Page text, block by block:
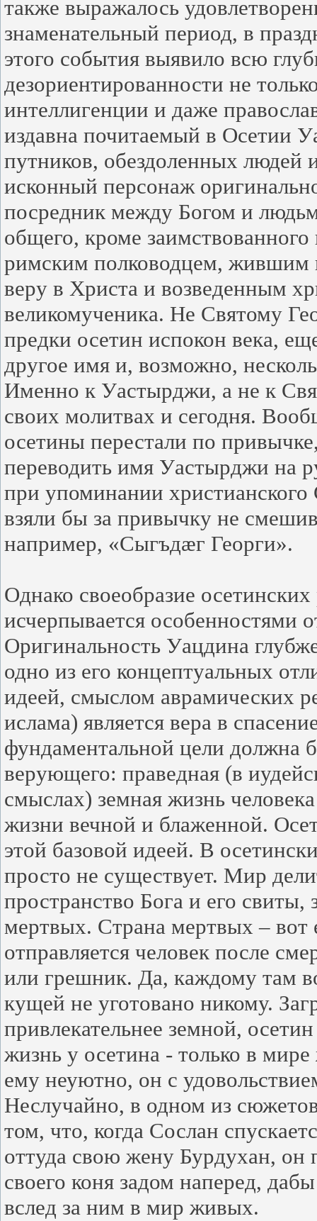
также выражалось
знаменательный период, в
этого события выявило всю
дезориентированности не
интеллигенции и даже
издавна почитаемый в Осетии
путников, обездоленных людей
исконный персонаж
посредник между Богом и
общего, кроме
римским полководцем, жившим
веру в Христа и возведенным
великомученика. Не Святому
предки осетин испокон века,
другое имя и, возможно,
Именно к Уастырджи, а не к
своих молитвах и сегодня.
осетины перестали по
переводить имя Уастырджи на
при упоминании христианского
взяли бы за привычку не
например, «Сыгъдæг Георги».
Однако своеобразие
исчерпывается особенностями
Оригинальность Уацдина
одно из его концептуальных
идеей, смыслом аврамических
ислама) является вера в
фундаментальной цели должна
верующего: праведная (в
смыслах) земная жизнь
жизни вечной и блаженной.
этой базовой идеей. В
просто не существует. Мир
пространство Бога и его
мертвых. Страна мертвых – вот
отправляется человек после
или грешник. Да, каждому там
кущей не уготовано никому.
привлекательнее земной,
жизнь у осетина - только в
ему неуютно, он с
Неслучайно, в одном из
том, что, когда Сослан
оттуда свою жену Бурдухан, он
своего коня задом наперед,
вслед за ним в мир живых.